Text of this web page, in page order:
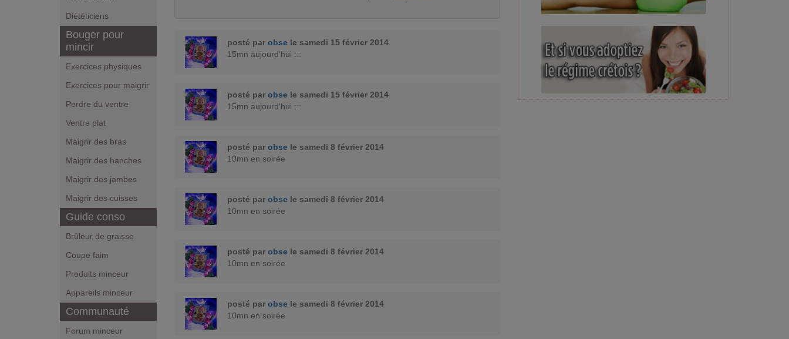
Diététiciens
Bouger pour
mincir
Exercices physiques
Exercices pour maigrir
Perdre du ventre
Ventre plat
Maigrir des bras
Maigrir des hanches
Maigrir des jambes
Maigrir des cuisses
Guide conso
Brûleur de graisse
Coupe faim
Produits minceur
Appareils minceur
Communauté
Forum minceur
posté par obse le samedi 15 février 2014
15mn aujourd'hui :::
posté par obse le samedi 15 février 2014
15mn aujourd'hui :::
posté par obse le samedi 8 février 2014
10mn en soirée
posté par obse le samedi 8 février 2014
10mn en soirée
posté par obse le samedi 8 février 2014
10mn en soirée
posté par obse le samedi 8 février 2014
10mn en soirée